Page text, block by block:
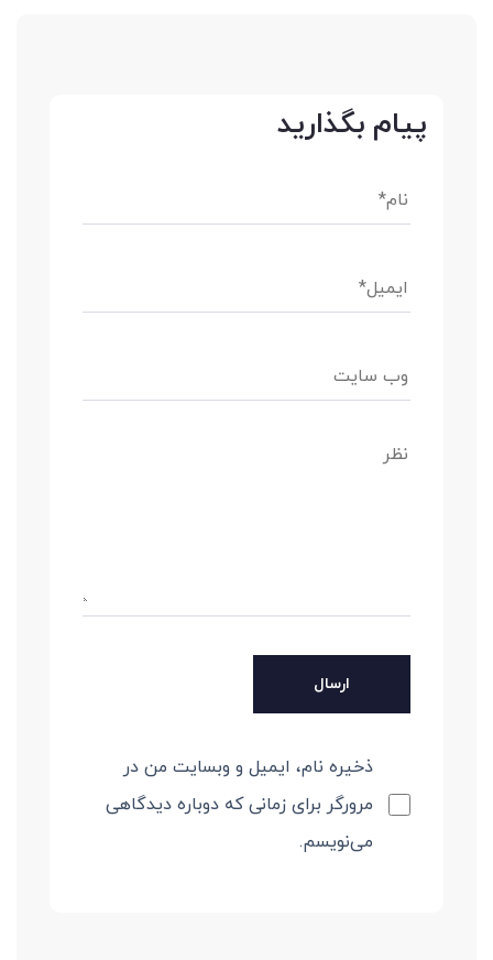
پیام بگذارید
ذخیره نام، ایمیل و وبسایت من در
مرورگر برای زمانی که دوباره دیدگاهی
می‌نویسم.